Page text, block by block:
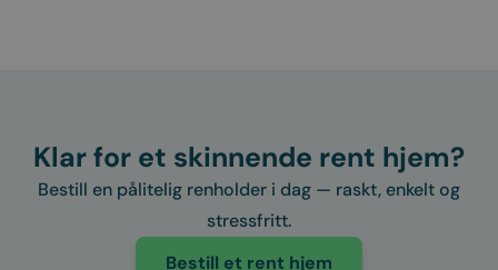
Klar for et skinnende rent hjem?
Bestill en pålitelig renholder i dag — raskt, enkelt og
stressfritt.
Bestill et rent hjem